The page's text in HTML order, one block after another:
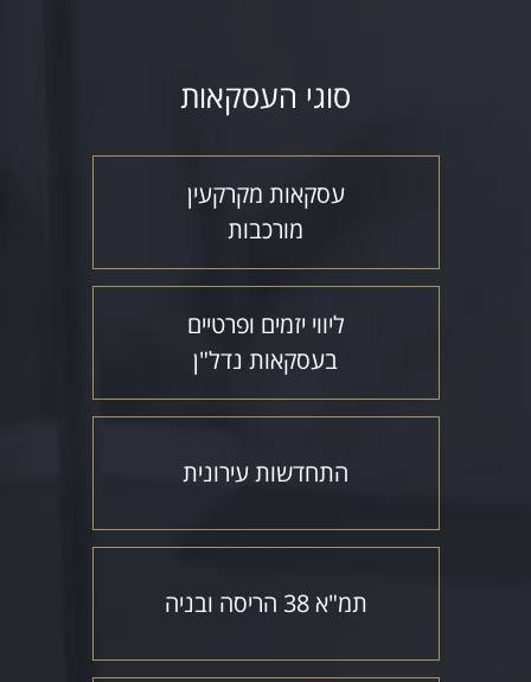
סוגי העסקאות
עסקאות מקרקעין
מורכבות
ליווי יזמים ופרטיים
בעסקאות נדל"ן
התחדשות עירונית
תמ"א 38 הריסה ובניה